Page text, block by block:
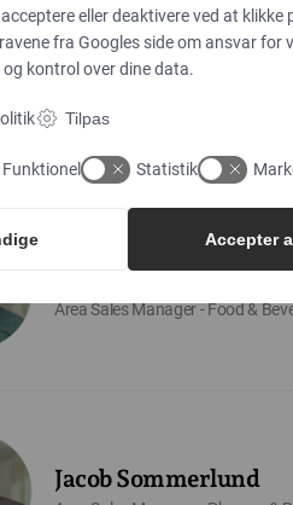
Philip Ellegaard
Area Sales Manager - Food &
Jacob Sommerlund
eller deaktivere ved at klikke
fra Googles side om ansvar for
kontrol over dine data.
Tilpas
Funktionel Statistik
Accepter